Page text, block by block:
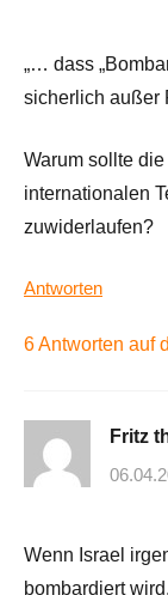
„… dass
sicherlich außer
Warum sollte
internationalen
zuwiderlaufen?
Antworten
6 Antworten auf
Fritz
Wenn Israel
bombardiert